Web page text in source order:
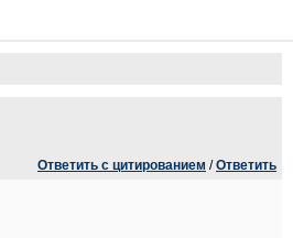
Ответить с цитированием /Ответить